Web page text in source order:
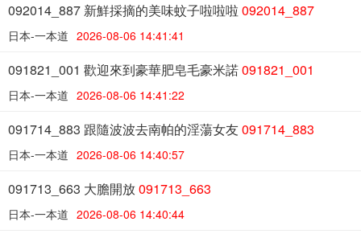
092014_887 新鮮採摘的美味蚊子啦啦啦 092014_887
日本-一本道 2026-08-06 14:41:41
091821_001 歡迎來到豪華肥皂毛豪米諾091821_001
日本-一本道 2026-08-06 14:41:22
091714_883 跟隨波波去南帕的淫蕩女友091714_883
日本-一本道 2026-08-06 14:40:57
091713_663 大膽開放091713_663
日本-一本道 2026-08-06 14:40:44